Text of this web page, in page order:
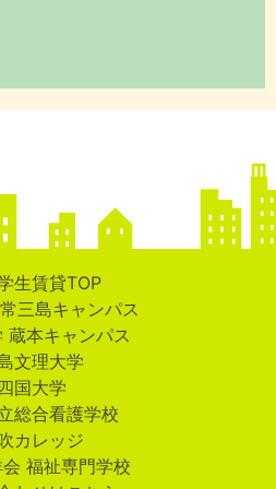
生賃貸TOP
三島キャンパス
蔵本キャンパス
文理大学
四国大学
総合看護学校
カレッジ
福祉専門学校